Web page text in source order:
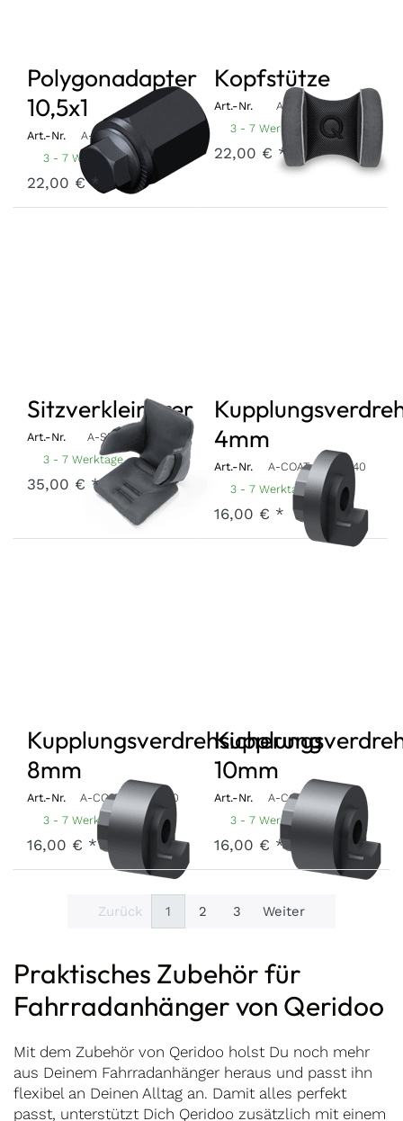
Polygonadapter
10,5x1
Art.-Nr.
A-PA105-22-BK100
3 - 7 Werktage
22,00 € *
Kopfstütze
Art.-Nr.
A-HRST-22-GR
3 - 7 Werktage
22,00 € *
Sitzverkleinerer
Art.-Nr.
A-SRDC-22-GR
3 - 7 Werktage
35,00 € *
4mm
Art.-Nr.
A-COAT-22-BK040
3 - 7 Werktage
16,00 € *
Kupplungsverdrehsicherung
8mm
Art.-Nr.
A-COAT-22-BK080
3 - 7 Werktage
16,00 € *
10mm
Art.-Nr.
A-COAT-22-BK100
3 - 7 Werktage
16,00 € *
Zurück 1 2 3 Weiter
Praktisches Zubehör für
Fahrradanhänger von Qeridoo
Mit dem Zubehör von Qeridoo holst Du noch mehr
aus Deinem Fahrradanhänger heraus und passt ihn
flexibel an Deinen Alltag an. Damit alles perfekt
passt, unterstützt Dich Qeridoo zusätzlich mit einem